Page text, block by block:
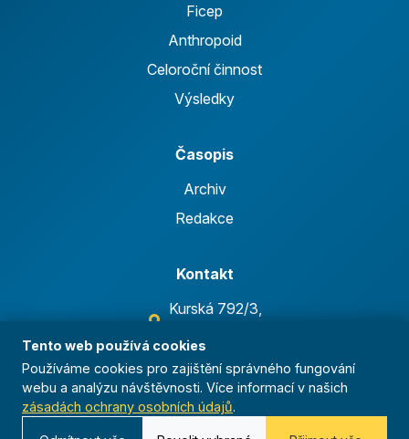
Ficep
Anthropoid
Celoroční činnost
Výsledky
Časopis
Archiv
Redakce
Kontakt
Kurská 792/3,
IČO 00544833
ustredi@orel.cz
Tento web používá cookies
Používáme cookies pro zajištění správného fungování
webu a analýzu návštěvnosti. Více informací v našich
zásadách ochrany osobních údajů.